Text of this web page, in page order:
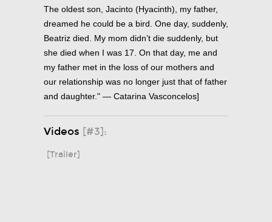
The oldest son, Jacinto (Hyacinth), my father,
dreamed he could be a bird. One day, suddenly,
Beatriz died. My mom didn’t die suddenly, but
she died when I was 17. On that day, me and
my father met in the loss of our mothers and
our relationship was no longer just that of father
and daughter." — Catarina Vasconcelos]
Videos [#3]:
[Trailer]